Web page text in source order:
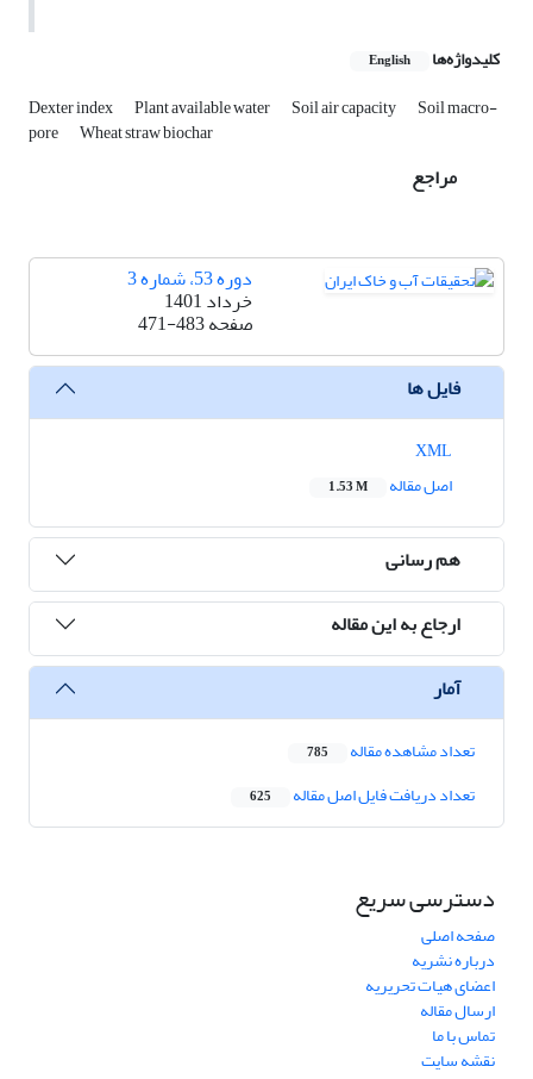
کلیدواژه‌ها English
Dexter index Plant available water Soil air capacity Soil macro-
pore Wheat straw biochar
مراجع
دوره 53، شماره 3
خرداد 1401
صفحه471-483
فایل ها
اصل مقاله
1.53 M
هم رسانی
ارجاع به این مقاله
آمار
تعداد مشاهده مقاله 785
تعداد دریافت فایل اصل مقاله 625
دسترسی سریع
صفحه اصلی
درباره نشریه
اعضای هیات تحریریه
ارسال مقاله
تماس با ما
نقشه سایت